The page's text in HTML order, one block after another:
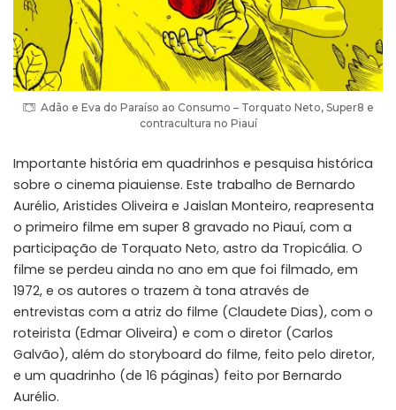
Adão e Eva do Paraíso ao Consumo – Torquato Neto, Super8 e
contracultura no Piauí
Importante história em quadrinhos e pesquisa histórica
sobre o cinema piauiense. Este trabalho de Bernardo
Aurélio, Aristides Oliveira e Jaislan Monteiro, reapresenta
o primeiro filme em super 8 gravado no Piauí, com a
participação de Torquato Neto, astro da Tropicália. O
filme se perdeu ainda no ano em que foi filmado, em
1972, e os autores o trazem à tona através de
entrevistas com a atriz do filme (Claudete Dias), com o
roteirista (Edmar Oliveira) e com o diretor (Carlos
Galvão), além do storyboard do filme, feito pelo diretor,
e um quadrinho (de 16 páginas) feito por Bernardo
Aurélio.